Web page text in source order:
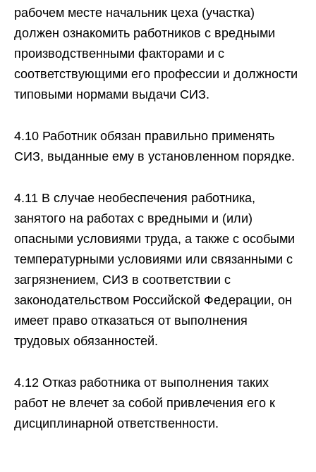
рабочем месте начальник цеха (участка)
должен ознакомить работников с вредными
производственными факторами и с
соответствующими его профессии и должности
типовыми нормами выдачи СИЗ.
4.10 Работник обязан правильно применять
СИЗ, выданные ему в установленном порядке.
4.11 B случае необеспечения работника,
занятого на работах с вредными и (или)
опасными условиями труда, а также с особыми
температурными условиями или связанными с
загрязнением, СИЗ в соответствии с
законодательством Российской Федерации, он
имеет право отказаться от выполнения
трудовых обязанностей.
4.12 Отказ работника от выполнения таких
работ не влечет за собой привлечения его к
дисциплинарной ответственности.